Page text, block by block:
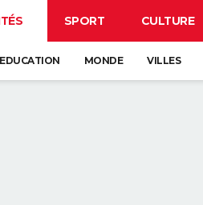
SPORT CULTURE
EDUCATION MONDE VILLES